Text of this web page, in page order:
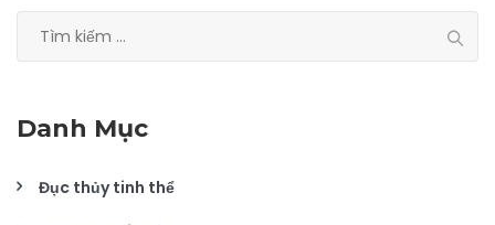
kiếm
Danh Mục
Đục thủy tinh thể